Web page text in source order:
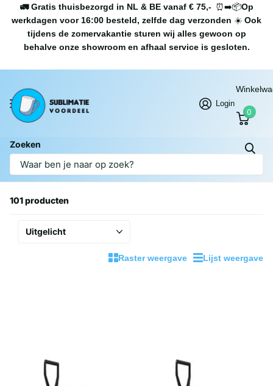
🚛 Gratis thuisbezorgd in NL & BE vanaf € 75,-⏰➡️📦Op
werkdagen voor 16:00 besteld, zelfde dag verzonden ☀️ Ook
tijdens de zomervakantie sturen wij alles gewoon op
behalve onze showroom en afhaal service is gesloten.
Zoeken
Login
0
Homepage
Apparatuur & Materialen
101 producten
Raster weergave Lijst weergave